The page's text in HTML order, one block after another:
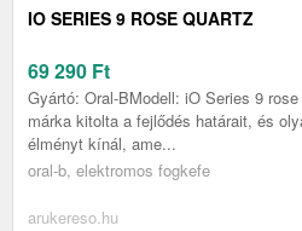
IO SERIES 9 ROSE QUARTZ
69 290 Ft
Gyártó: Oral-BModell: iO Series 9
márka kitolta a fejlődés határait, és
élményt kínál, ame...
oral-b, elektromos fogkefe
arukereso.hu